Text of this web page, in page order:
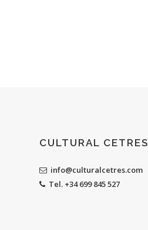
CULTURAL CETRES
info@culturalcetres.com
Tel. +34 699 845 527